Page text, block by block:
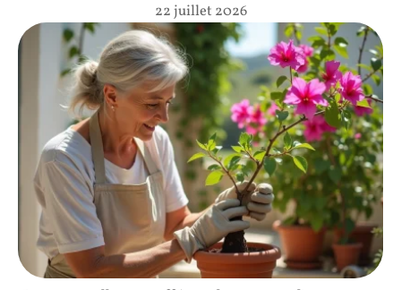
22 juillet 2026